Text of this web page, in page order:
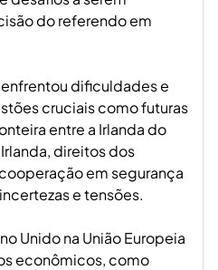
do referendo em
dificuldades e
cruciais como futuras
entre a Irlanda do
direitos dos
em segurança
e tensões.
Unido na União Europeia
econômicos, como